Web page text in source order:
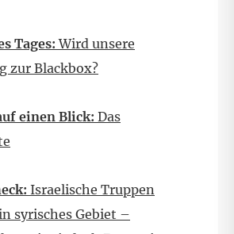
Tages: Wird unsere
zur Blackbox?
einen Blick: Das
Israelische Truppen
syrisches Gebiet –